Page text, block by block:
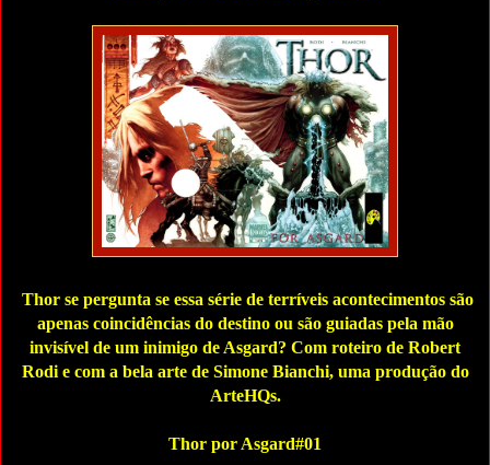
Thor se pergunta se essa série de terríveis acontecimentos são
apenas coincidências do destino ou são guiadas pela mão
invisível de um inimigo de Asgard? Com roteiro de Robert
Rodi e com a bela arte de Simone Bianchi, uma produção do
ArteHQs.
Thor por Asgard#01